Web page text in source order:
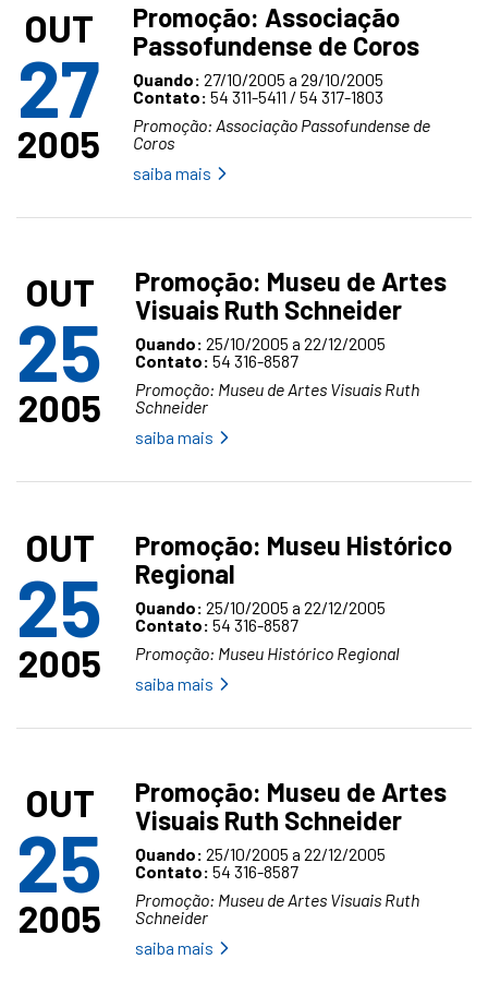
OUT
27
2005
Promoção: Associação
Passofundense de Coros
Quando: 27/10/2005 a 29/10/2005
Contato: 54 311-5411 / 54 317-1803
Promoção: Associação Passofundense de
Coros
saiba mais
OUT
25
2005
Promoção: Museu de Artes
Visuais Ruth Schneider
Quando: 25/10/2005 a 22/12/2005
Contato: 54 316-8587
Promoção: Museu de Artes Visuais Ruth
Schneider
saiba mais
OUT
25
2005
Promoção: Museu Histórico
Regional
Quando: 25/10/2005 a 22/12/2005
Contato: 54 316-8587
Promoção: Museu Histórico Regional
saiba mais
OUT
25
2005
Promoção: Museu de Artes
Visuais Ruth Schneider
Quando: 25/10/2005 a 22/12/2005
Contato: 54 316-8587
Promoção: Museu de Artes Visuais Ruth
Schneider
saiba mais